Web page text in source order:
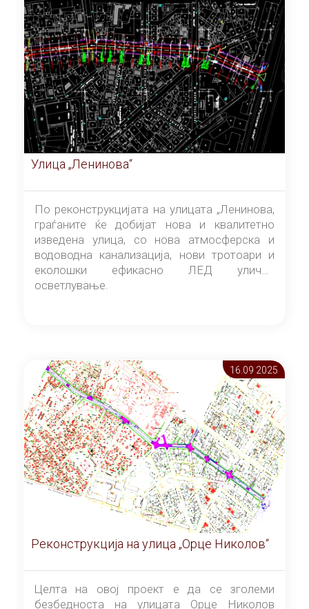
Улица „Ленинова“
По реконструкцијата на улицата „Ленинова,
граѓаните ќе добијат нова и квалитетно
изведена улица, со нова атмосферска и
водоводна канализација, нови тротоари и
еколошки ефикасно ЛЕД улично
осветлување.
16.09 2025
Реконструкција на улица „Орце Николов“
Целта на овој проект е да се зголеми
безбедноста на улицата Орце Николов